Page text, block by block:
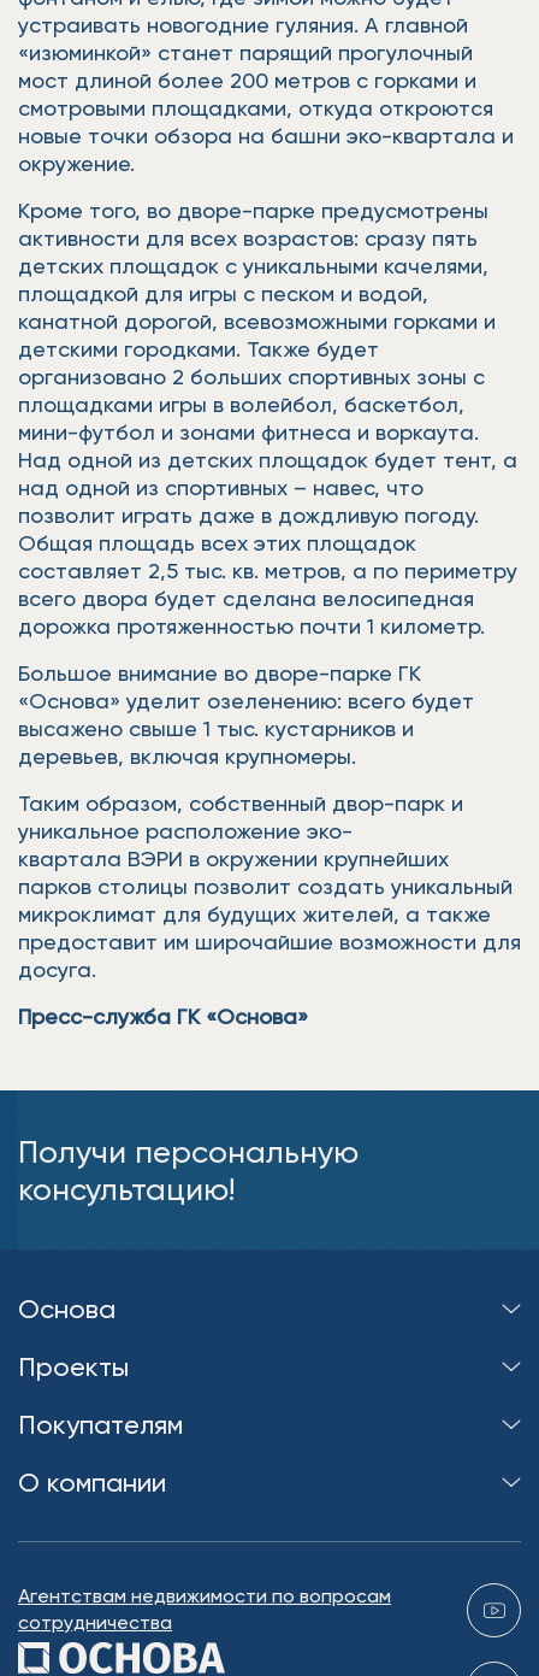
устраивать новогодние гуляния. А главной
«изюминкой» станет парящий прогулочный
мост длиной более 200 метров с горками и
смотровыми площадками, откуда откроются
новые точки обзора на башни эко-квартала и
окружение.
Кроме того, во дворе-парке предусмотрены
активности для всех возрастов: сразу пять
детских площадок с уникальными качелями,
площадкой для игры с песком и водой,
канатной дорогой, всевозможными горками и
детскими городками. Также будет
организовано 2 больших спортивных зоны с
площадками игры в волейбол, баскетбол,
мини-футбол и зонами фитнеса и воркаута.
Над одной из детских площадок будет тент, а
над одной из спортивных – навес, что
позволит играть даже в дождливую погоду.
Общая площадь всех этих площадок
составляет 2,5 тыс. кв. метров, а по периметру
всего двора будет сделана велосипедная
дорожка протяженностью почти 1 километр.
Большое внимание во дворе-парке ГК
«Основа» уделит озеленению: всего будет
высажено свыше 1 тыс. кустарников и
деревьев, включая крупномеры.
Таким образом, собственный двор-парк и
уникальное расположение эко-
квартала ВЭРИ в окружении крупнейших
парков столицы позволит создать уникальный
микроклимат для будущих жителей, а также
предоставит им широчайшие возможности для
досуга.
Пресс-служба ГК «Основа»
Получи персональную
консультацию!
Основа
Проекты
Покупателям
О компании
Агентствам недвижимости по вопросам
сотрудничества